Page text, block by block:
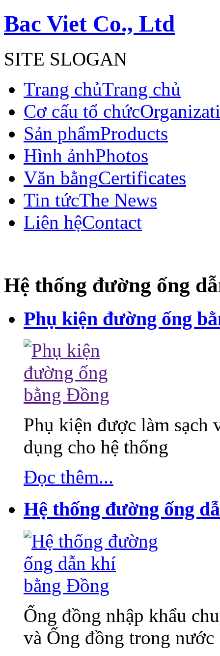
Bac Viet Co., Ltd
SITE SLOGAN
Trang chủTrang chủ
Cơ cấu tổ chức
Sản phẩmProducts
Hình ảnhPhotos
Văn bằngCertificates
Tin tứcThe News
Liên hệContact
Hệ thống đường ống
Phụ kiện đường ống
Phụ kiện được làm sạch
dụng cho hệ thống
Đọc thêm...
Hệ thống đường ống
Ống đồng nhập khẩu
và Ống đồng trong nước